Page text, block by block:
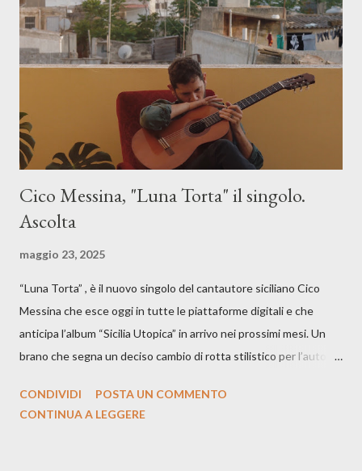
Cico Messina, "Luna Torta" il singolo.
Ascolta
maggio 23, 2025
“Luna Torta” , è il nuovo singolo del cantautore siciliano Cico
Messina che esce oggi in tutte le piattaforme digitali e che
anticipa l’album “Sicilia Utopica” in arrivo nei prossimi mesi. Un
brano che segna un deciso cambio di rotta stilistico per l’autore
testo ibrido tra italiano e siciliano, e un’urgenza espressiva che
CONDIVIDI
POSTA UN COMMENTO
CONTINUA A LEGGERE